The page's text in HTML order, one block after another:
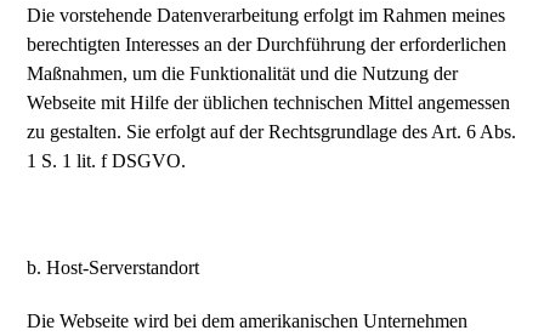
Die vorstehende Datenverarbeitung erfolgt im Rahmen meines
berechtigten Interesses an der Durchführung der erforderlichen
Maßnahmen, um die Funktionalität und die Nutzung der
Webseite mit Hilfe der üblichen technischen Mittel angemessen
zu gestalten. Sie erfolgt auf der Rechtsgrundlage des Art. 6 Abs.
1 S. 1 lit. f DSGVO.
b. Host-Serverstandort
Die Webseite wird bei dem amerikanischen Unternehmen